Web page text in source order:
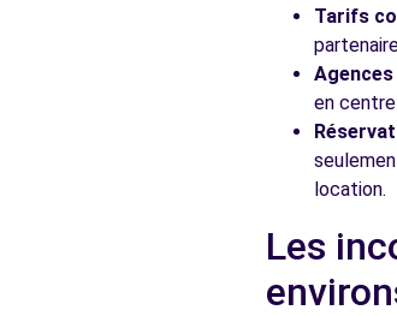
Free2move Rent - DS STORE
Free2move Rent - GRAND EST
Tarifs
en
location.
Les